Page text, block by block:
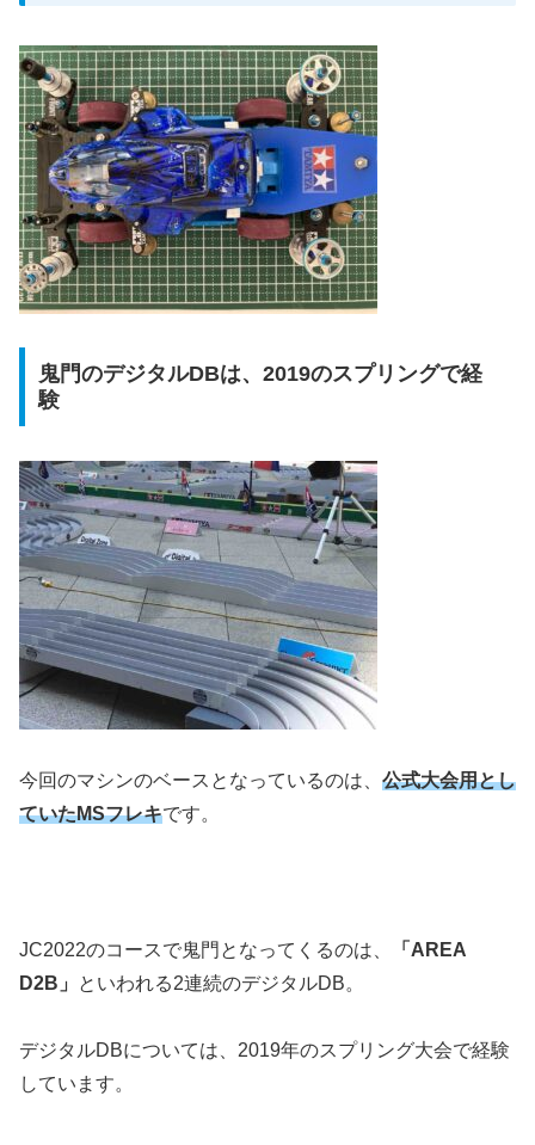
鬼門のデジタルDBは、2019のスプリングで経
験
今回のマシンのベースとなっているのは、 公式大会用とし
ていたMSフレキです。
JC2022のコースで鬼門となってくるのは、
「AREA
D2B」
といわれる2連続のデジタルDB。
デジタルDBについては、2019年のスプリング大会で経験
しています。